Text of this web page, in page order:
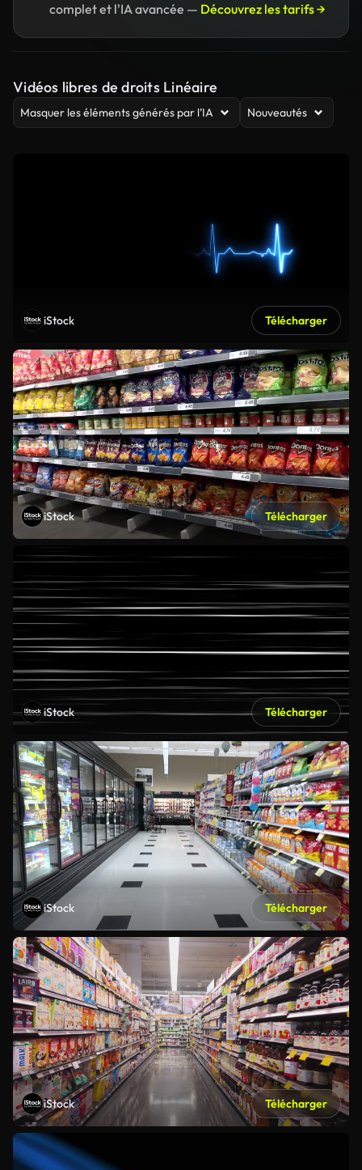
complet et l'IA avancée — Découvrez les tarifs →
Vidéos libres de droits Linéaire
Masquer les éléments générés par l’IA Nouveautés
iStock Télécharger
iStock Télécharger
iStock Télécharger
iStock Télécharger
iStock Télécharger